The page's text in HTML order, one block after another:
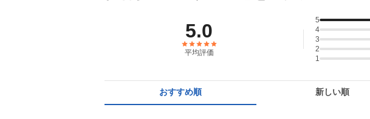
5.0
平均評価
5
4
3
2
1
おすすめ順 新しい順